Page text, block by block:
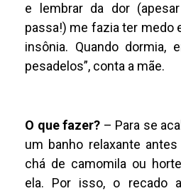
e lembrar da dor
passa!) me fazia ter medo
insônia. Quando dormia,
pesadelos”, conta a mãe.
O que fazer? – Para se
um banho relaxante
chá de camomila ou
ela. Por isso, o recado